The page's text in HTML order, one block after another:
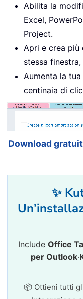
Abilita la
Excel,
Project.
Apri e crea più
stessa
Aumenta la
centinaia di
Download
✨
Include Office
per Outlook·
📦 Ottieni tutti